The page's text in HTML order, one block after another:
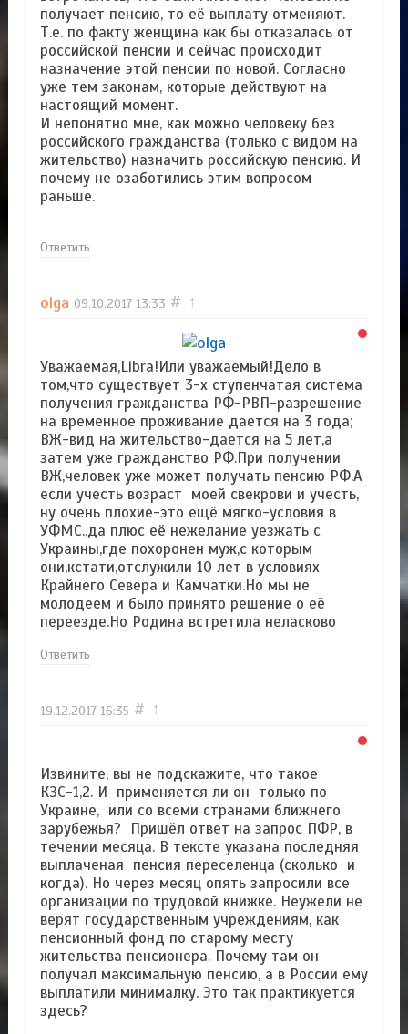
получает пенсию, то её выплату отменяют.
Т.е. по факту женщина как бы отказалась от
российской пенсии и сейчас происходит
назначение этой пенсии по новой. Согласно
уже тем законам, которые действуют на
настоящий момент.
И непонятно мне, как можно человеку без
российского гражданства (только с видом на
жительство) назначить российскую пенсию. И
почему не озаботились этим вопросом
раньше.
Ответить
olga 09.10.2017 13:33 # ↑
Уважаемая,Libra!Или уважаемый!Дело в
том,что существует 3-х ступенчатая система
получения гражданства РФ-РВП-разрешение
на временное проживание дается на 3 года;
ВЖ-вид на жительство-дается на 5 лет,а
затем уже гражданство РФ.При получении
ВЖ,человек уже может получать пенсию РФ.А
если учесть возраст моей свекрови и учесть,
ну очень плохие-это ещё мягко-условия в
УФМС.,да плюс её нежелание уезжать с
Украины,где похоронен муж,с которым
они,кстати,отслужили 10 лет в условиях
Крайнего Севера и Камчатки.Но мы не
молодеем и было принято решение о её
переезде.Но Родина встретила неласково
Ответить
19.12.2017 16:35 # ↑
Извините, вы не подскажите, что такое
КЗС-1,2. И применяется ли он только по
Украине, или со всеми странами ближнего
зарубежья? Пришёл ответ на запрос ПФР, в
течении месяца. В тексте указана последняя
выплаченая пенсия переселенца (сколько и
когда). Но через месяц опять запросили все
организации по трудовой книжке. Неужели не
верят государственным учреждениям, как
пенсионный фонд по старому месту
жительства пенсионера. Почему там он
получал максимальную пенсию, а в России ему
выплатили минималку. Это так практикуется
здесь?